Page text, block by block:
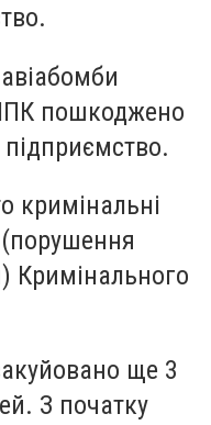
пошкоджено
кримінальні
Кримінального
ще 3
З початку